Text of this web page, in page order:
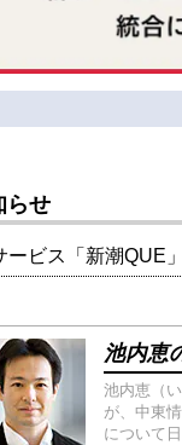
らせ
ービス「新潮QUE
池内恵
池内恵（
が、中東
について